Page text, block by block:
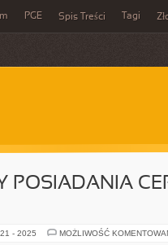
PGE Spis Treści Tagi
POSIADANIA
- 2025 MOŻLIWOŚĆ